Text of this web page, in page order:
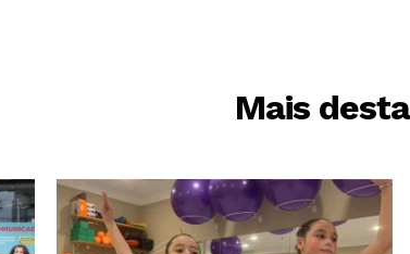
Mais